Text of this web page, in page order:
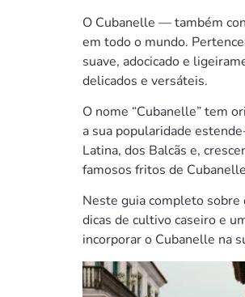
O Cubanelle — também
em todo o mundo.
suave, adocicado e
delicados e versáteis.
O nome “Cubanelle” tem
a sua popularidade
Latina, dos Balcãs e,
famosos fritos de
Neste guia completo sobre
dicas de cultivo caseiro e
incorporar o Cubanelle na